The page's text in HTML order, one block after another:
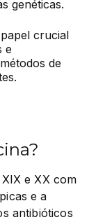
genéticas.
crucial
e
de
e XX com
e a
antibióticos